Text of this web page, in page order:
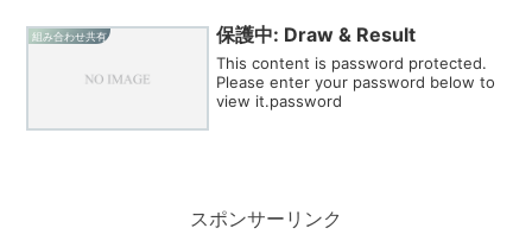
組み合わせ共有 保護中: Draw & Result
This content is password protected.
Please enter your password below to
view it.password
スポンサーリンク